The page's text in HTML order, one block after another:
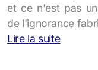
et ce n'est pas
de l'ignorance
Lire la suite